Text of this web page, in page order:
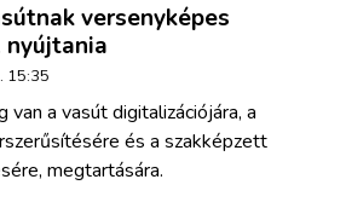
versenyképes
15:35
van a vasút digitalizációjára, a
és a szakképzett
megtartására.